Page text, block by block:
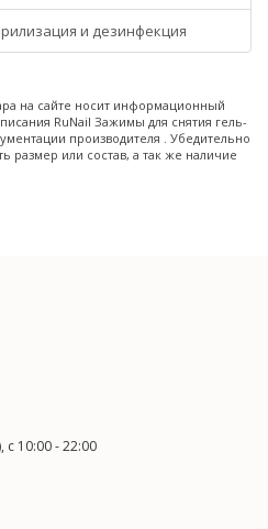
и дезинфекция
на сайте носит информационный
RuNail Зажимы для снятия гель-
производителя . Убедительно
размер или состав, а так же наличие
c 10:00 - 22:00